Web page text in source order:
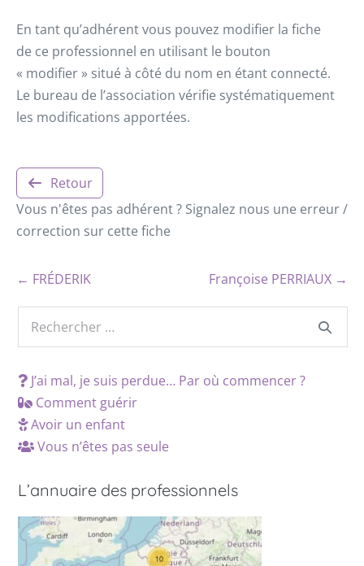
En tant qu’adhérent vous pouvez modifier la fiche
de ce professionnel en utilisant le bouton
« modifier » situé à côté du nom en étant connecté.
Le bureau de l’association vérifie systématiquement
les modifications apportées.
Retour
Vous n'êtes pas adhérent ? Signalez nous une erreur /
correction sur cette fiche
← FRÉDERIK Françoise PERRIAUX →
J’ai mal, je suis perdue… Par où commencer ?
Comment guérir
Avoir un enfant
Vous n’êtes pas seule
L’annuaire des professionnels